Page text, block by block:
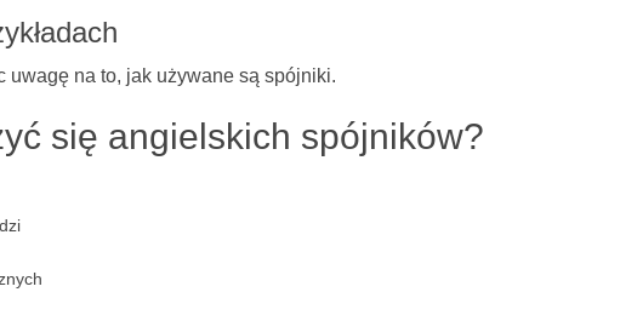
na to, jak używane są spójniki.
się angielskich spójników?